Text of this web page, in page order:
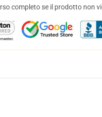
completo se il prodotto non